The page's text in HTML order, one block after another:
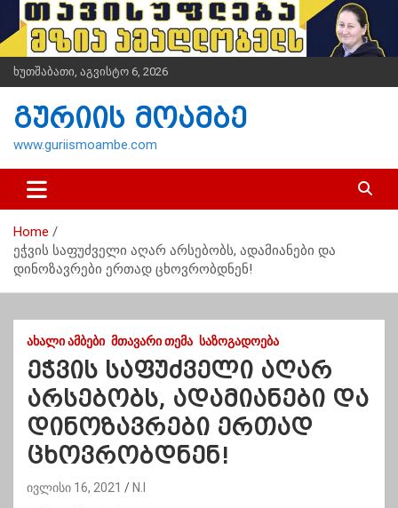
i
t
n
ხუთშაბათი, აგვისტო 6, 2026
გურიის მოამბე
www.guriismoambe.com
Home
ეჭვის საფუძველი აღარ არსებობს, ადამიანები და
დინოზავრები ერთად ცხოვრობდნენ!
ᲐᲮᲐᲚᲘ ᲐᲛᲑᲔᲑᲘ ᲛᲗᲐᲕᲐᲠᲘ ᲗᲔᲛᲐ ᲡᲐᲖᲝᲒᲐᲓᲝᲔᲑᲐ
ეჭვის საფუძველი აღარ
არსებობს, ადამიანები და
დინოზავრები ერთად
ცხოვრობდნენ!
ივლისი 16, 2021 N.I